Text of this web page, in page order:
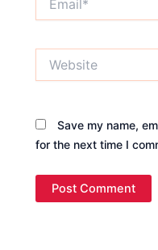
Save my name,
for the next time I